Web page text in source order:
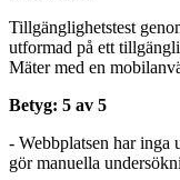
Tillgänglighetstest
utformad på ett
Mäter med en
Betyg: 5 av 5
- Webbplatsen har inga
gör manuella